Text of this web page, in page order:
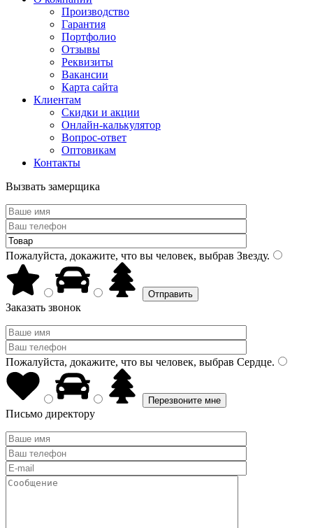
Производство
Гарантия
Портфолио
Отзывы
Реквизиты
Вакансии
Карта сайта
Клиентам
Скидки и акции
Онлайн-калькулятор
Вопрос-ответ
Оптовикам
Контакты
Вызвать замерщика
Пожалуйста, докажите, что вы человек, выбрав Звезду.
Заказать звонок
Пожалуйста, докажите, что вы человек, выбрав Сердце.
Письмо директору